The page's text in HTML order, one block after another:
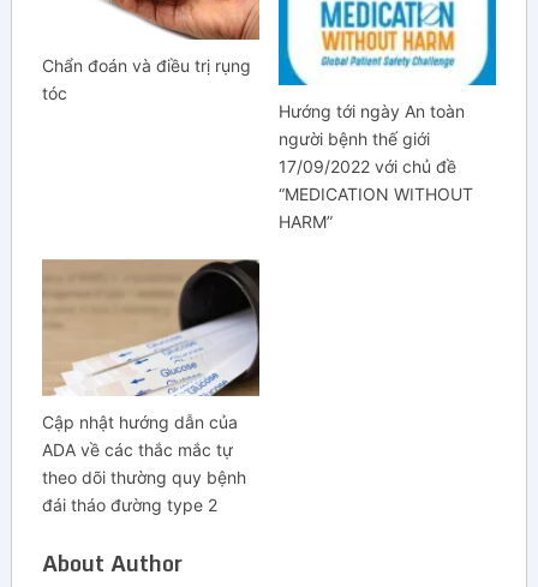
Chẩn đoán và điều trị rụng
tóc
Hướng tới ngày An toàn
người bệnh thế giới
17/09/2022 với chủ đề
“MEDICATION WITHOUT
HARM”
Cập nhật hướng dẫn của
ADA về các thắc mắc tự
theo dõi thường quy bệnh
đái tháo đường type 2
About Author